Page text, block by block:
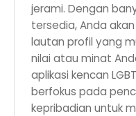
jerami. Dengan
tersedia, Anda
lautan profil yang
nilai atau minat
aplikasi kencan
berfokus pada
kepribadian untuk